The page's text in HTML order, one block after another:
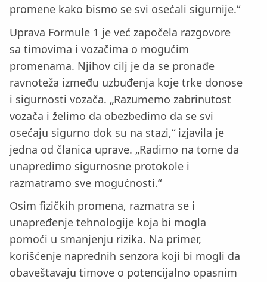
promene kako bismo se svi osećali sigurnije.“
Uprava Formule 1 je već započela razgovore
sa timovima i vozačima o mogućim
promenama. Njihov cilj je da se pronađe
ravnoteža između uzbuđenja koje trke donose
i sigurnosti vozača. „Razumemo zabrinutost
vozača i želimo da obezbedimo da se svi
osećaju sigurno dok su na stazi,“ izjavila je
jedna od članica uprave. „Radimo na tome da
unapredimo sigurnosne protokole i
razmatramo sve mogućnosti.“
Osim fizičkih promena, razmatra se i
unapređenje tehnologije koja bi mogla
pomoći u smanjenju rizika. Na primer,
korišćenje naprednih senzora koji bi mogli da
obaveštavaju timove o potencijalno opasnim